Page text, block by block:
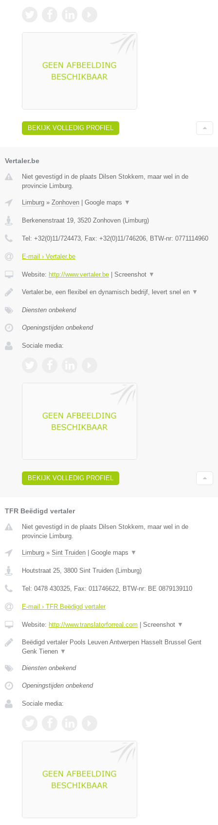
BEKIJK VOLLEDIG PROFIEL
Vertaler.be
Niet gevestigd in de plaats Dilsen Stokkem, maar wel in de
provincie Limburg.
Limburg » Zonhoven | Google maps ▼
Berkenenstraat 19 3520 Zonhoven (Limburg)
Tel: +32(0)11/724473 , Fax: +32(0)11/746206 , BTW-nr: 0771114960
E-mail › Vertaler.be
Website: http://www.vertaler.be | Screenshot ▼
Vertaler.be, een flexibel en dynamisch bedrijf, levert snel en ▼
Diensten onbekend
Openingstijden onbekend
Sociale media:
BEKIJK VOLLEDIG PROFIEL
TFR Beëdigd vertaler
Niet gevestigd in de plaats Dilsen Stokkem, maar wel in de
provincie Limburg.
Limburg » Sint Truiden Google maps ▼
Houtstraat 25, 3800 Sint Truiden (Limburg)
Tel: 0478 430325, Fax: 011746622, BTW-nr: BE 0879139110
E-mail › TFR Beëdigd vertaler
Website: http://www.translatorforreal.com Screenshot ▼
Beëdigd vertaler Pools Leuven Antwerpen Hasselt Brussel Gent
Genk Tienen ▼
Diensten onbekend
Openingstijden onbekend
Sociale media: